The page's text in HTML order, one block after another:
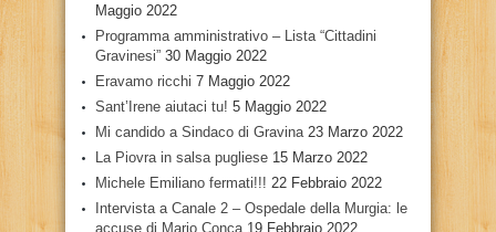
Maggio 2022
Programma amministrativo – Lista “Cittadini
Gravinesi” 30 Maggio 2022
Eravamo ricchi 7 Maggio 2022
Sant’Irene aiutaci tu! 5 Maggio 2022
Mi candido a Sindaco di Gravina 23 Marzo 2022
La Piovra in salsa pugliese 15 Marzo 2022
Michele Emiliano fermati!!! 22 Febbraio 2022
Intervista a Canale 2 – Ospedale della Murgia: le
accuse di Mario Conca 19 Febbraio 2022